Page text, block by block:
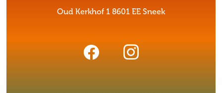
Oud Kerkhof 1 8601 EE Sneek